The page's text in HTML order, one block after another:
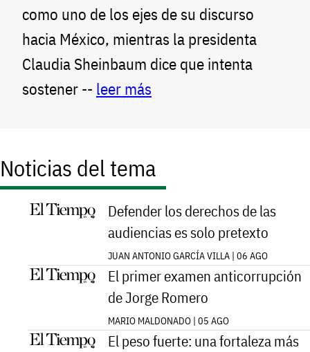
como uno de los ejes de su discurso
hacia México, mientras la presidenta
Claudia Sheinbaum dice que intenta
sostener -- leer más
Noticias del tema
Defender los derechos de las
audiencias es solo pretexto
JUAN ANTONIO GARCÍA VILLA | 06 AGO
El primer examen anticorrupción
de Jorge Romero
MARIO MALDONADO | 05 AGO
El peso fuerte: una fortaleza más